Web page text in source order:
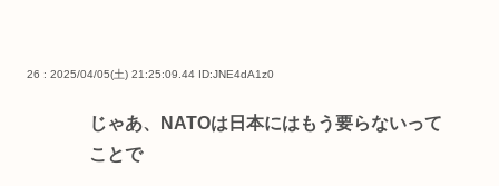
26 : 2025/04/05(土) 21:25:09.44 ID:JNE4dA1z0
じゃあ、NATOは日本にはもう要らないって
ことで